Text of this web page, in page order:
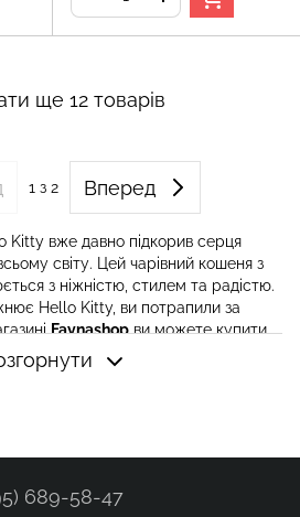
ще 12 товарів
1з 2 Вперед
Kitty вже давно підкорив серця
світу. Цей чарівний кошеня з
з ніжністю, стилем та радістю.
Hello Kitty, ви потрапили за
Faynashopви можете купити
для дівчаток Hello Kitty
вашої дитини та зробить кожен
свою доньку не лише модно,
одяг для дівчаток з Hello Kitty
689-58-47